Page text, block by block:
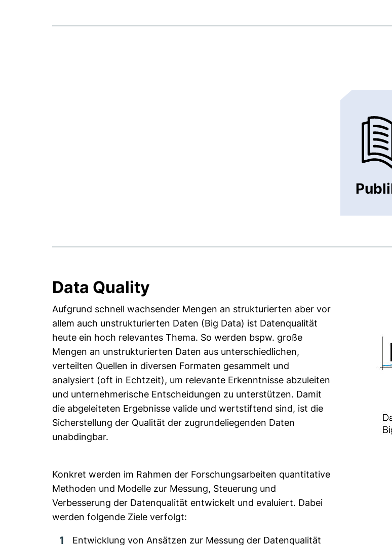
Data Quality
Aufgrund schnell wachsender Mengen an strukturierten aber vor
allem auch unstrukturierten Daten (Big Data) ist Datenqualität
heute ein hoch relevantes Thema. So werden bspw. große
Mengen an unstrukturierten Daten aus unterschiedlichen,
verteilten Quellen in diversen Formaten gesammelt und
analysiert (oft in Echtzeit), um relevante Erkenntnisse abzuleiten
und unternehmerische Entscheidungen zu unterstützen. Damit
die abgeleiteten Ergebnisse valide und wertstiftend sind, ist die
Sicherstellung der Qualität der zugrundeliegenden Daten
unabdingbar.
Konkret werden im Rahmen der Forschungsarbeiten quantitative
Methoden und Modelle zur Messung, Steuerung und
Verbesserung der Datenqualität entwickelt und evaluiert. Dabei
werden folgende Ziele verfolgt:
Entwicklung von Ansätzen zur Messung der Datenqualität